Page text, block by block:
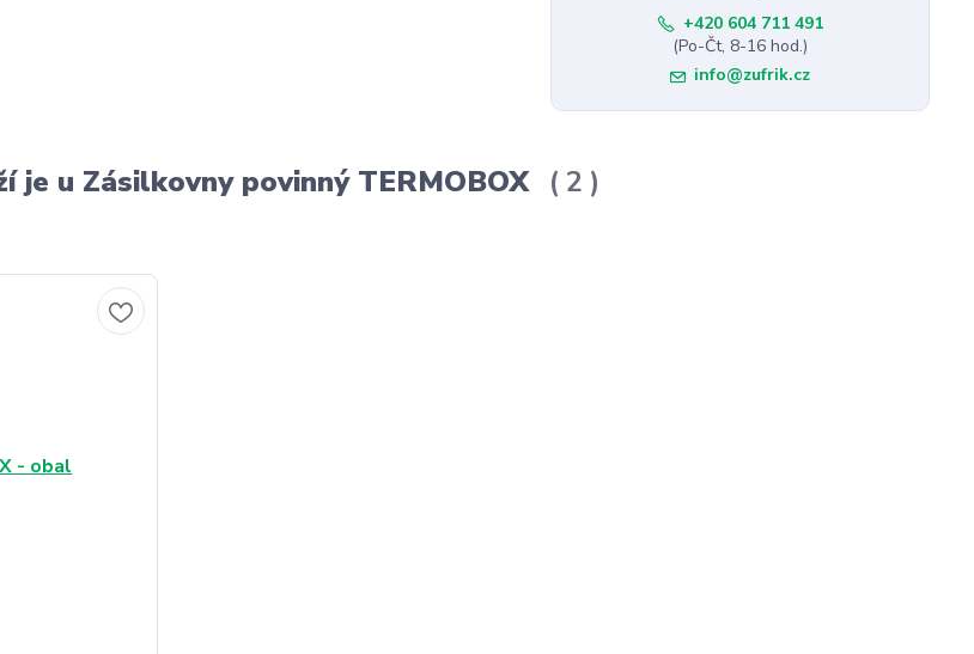
+420 604 711 491
(Po-Čt, 8-16 hod.)
info@zufrik.cz
je u Zásilkovny povinný TERMOBOX 2